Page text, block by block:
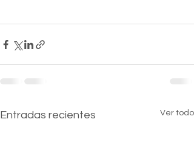
Entradas recientes Ver todo